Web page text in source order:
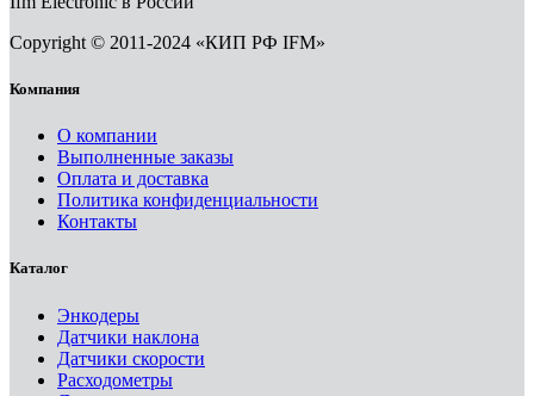
Copyright © 2011-2024 «КИП РФ IFM»
Компания
О компании
Выполненные заказы
Оплата и доставка
Политика конфиденциальности
Контакты
Каталог
Энкодеры
Датчики наклона
Датчики скорости
Расходометры